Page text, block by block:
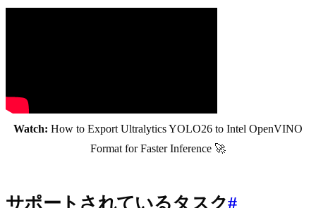
Watch: How to Export Ultralytics YOLO26 to Intel OpenVINO
Format for Faster Inference 🚀
サポートされているタスク#